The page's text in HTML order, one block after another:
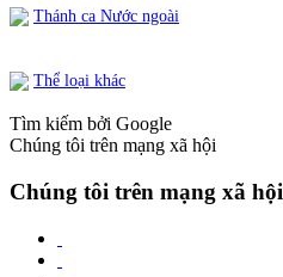
Thánh ca Nước ngoài
Thể loại khác
Tìm kiếm bởi Google
Chúng tôi trên mạng xã hội
Chúng tôi trên mạng xã hội